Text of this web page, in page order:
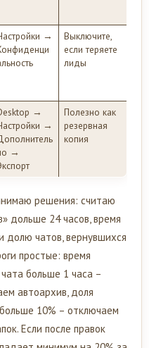
→
Выключите,
если теряете
лиды
→
→
→
Полезно как
резервная
копия
решения: считаю
дольше 24 часов, время
долю чатов, вернувшихся
простые: время
больше 1 часа –
автоархив, доля
10% – отключаем
Если после правок